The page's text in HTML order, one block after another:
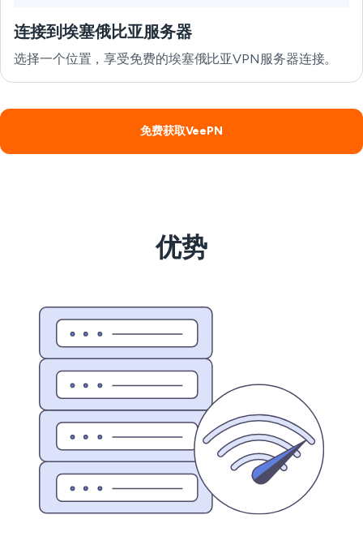
连接到埃塞俄比亚服务器
选择一个位置，享受免费的埃塞俄比亚VPN服务器连接。
免费获取VeePN
优势